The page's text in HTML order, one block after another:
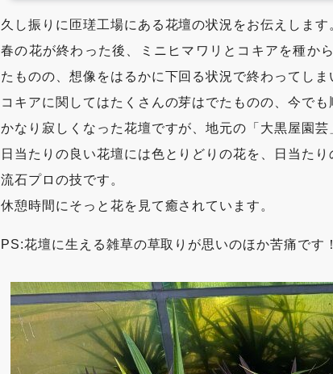
久し振りに匝瑳工場にある花壇の状況をお伝えします
春の花が終わった後、ミニヒマワリとコキアを種か
たものの、想像をはるかに下回る状況で終わってしま
コキアに関してはたくさんの芽はでたものの、今で
かなり寂しくなった花壇ですが、地元の「大黒屋園
日当たりの良い花壇には色とりどりの花を、日当た
流石プロの技です。
休憩時間にそっと花を見て癒されています。
PS:花壇に生える雑草の草取りが思いのほか苦痛です！